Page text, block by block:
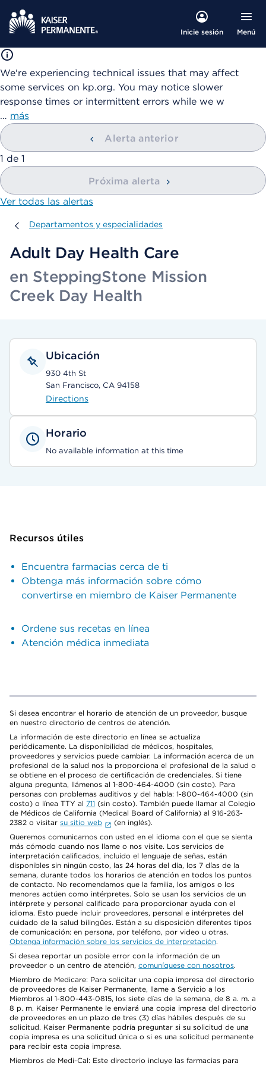
Inicie sesión Menú
We're experiencing technical issues that may affect
some services on kp.org. You may notice slower
response times or intermittent errors while we w
… más
Alerta anterior
mostrando
1 de 1
Próxima alerta
Ver todas las alertas
Departamentos y especialidades
Departamentos y especialidades
Adult Day Health Care
en SteppingStone Mission
Creek Day Health
Ubicación
930 4th St
San Francisco, CA 94158
Directions
Horario
No available information at this time
Recursos útiles
Encuentra farmacias cerca de ti
Obtenga más información sobre cómo
convertirse en miembro de Kaiser Permanente
Ordene sus recetas en línea
Atención médica inmediata
Si desea encontrar el horario de atención de un proveedor, busque
en nuestro directorio de centros de atención.
La información de este directorio en línea se actualiza
periódicamente. La disponibilidad de médicos, hospitales,
proveedores y servicios puede cambiar. La información acerca de un
profesional de la salud nos la proporciona el profesional de la salud o
se obtiene en el proceso de certificación de credenciales. Si tiene
alguna pregunta, llámenos al 1-800-464-4000 (sin costo). Para
personas con problemas auditivos y del habla: 1-800-464-4000 (sin
costo) o línea TTY al 711 (sin costo). También puede llamar al Colegio
de Médicos de California (Medical Board of California) al 916-263-
2382 o visitar su sitio web
(en inglés).
Queremos comunicarnos con usted en el idioma con el que se sienta
más cómodo cuando nos llame o nos visite. Los servicios de
interpretación calificados, incluido el lenguaje de señas, están
disponibles sin ningún costo, las 24 horas del día, los 7 días de la
semana, durante todos los horarios de atención en todos los puntos
de contacto. No recomendamos que la familia, los amigos o los
menores actúen como intérpretes. Solo se usan los servicios de un
intérprete y personal calificado para proporcionar ayuda con el
idioma. Esto puede incluir proveedores, personal e intérpretes del
cuidado de la salud bilingües. Están a su disposición diferentes tipos
de comunicación: en persona, por teléfono, por video u otras.
Obtenga información sobre los servicios de interpretación.
Si desea reportar un posible error con la información de un
proveedor o un centro de atención, comuníquese con nosotros.
Miembro de Medicare: Para solicitar una copia impresa del directorio
de proveedores de Kaiser Permanente, llame a Servicio a los
Miembros al 1-800-443-0815, los siete días de la semana, de 8 a. m. a
8 p. m. Kaiser Permanente le enviará una copia impresa del directorio
de proveedores en un plazo de tres (3) días hábiles después de su
solicitud. Kaiser Permanente podría preguntar si su solicitud de una
copia impresa es una solicitud única o si es una solicitud permanente
para recibir esta copia impresa.
Miembros de Medi-Cal: Este directorio incluye las farmacias para